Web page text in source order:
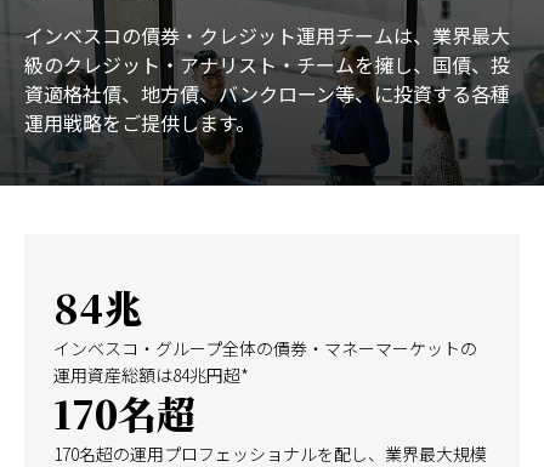
マーケット情報
投資のヒント
会社情報
日本
インベスコの債券・クレジット運用チームは、業界最大
級のクレジット・アナリスト・チームを擁し、国債、投
資適格社債、地方債、バンクローン等、に投資する各種
運用戦略をご提供します。
84兆
インベスコ・グループ全体の債券・マネーマーケットの
運用資産総額は84兆円超*
170名超
170名超の運用プロフェッショナルを配し、業界最大規模